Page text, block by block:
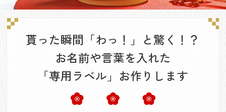
貰った瞬間「わっ！」と驚く！？
お名前や言葉を入れた
「専用ラベル」お作りします